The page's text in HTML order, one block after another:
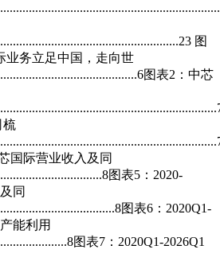
图
业务立足中国，走向世
图表2：中芯
梳
国际营业收入及同
图表5：2020-
同
图表6：2020Q1-
能利用
图表7：2020Q1-2026Q1